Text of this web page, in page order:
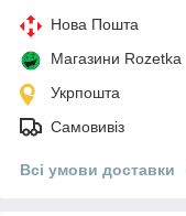
Нова Пошта
Магазини Rozetka
Укрпошта
Самовивіз
Всі умови доставки